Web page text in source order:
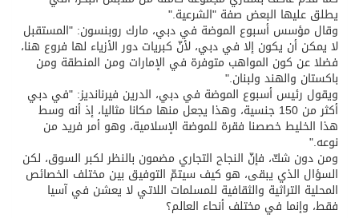
يطلق عليها البعض صفة "الشرعية."
وقال مؤسس أسبوع الموضة في دبي، مارك روبنسون: "المستقبل
لا يمكن أن يكون إلا في دبي، لأنّ كبريات دور الأزياء لها فروع هنا،
فضلا عن كون المواهب متوفرة في الإمارات ومن المنطقة ومن
باكستان والهند ولبنان."
ويقول رئيس أسبوع الموضة في دبي، الدرين فيرنانديز: "في دبي
أكثر من 150 جنسية، وهذا يجعل منها مكانا مثاليا، إذ أنه وسط
هذا الخليط خصصنا فقرة للموضة الإسلامية، وهو أمر فريد من
نوعه."
ومن دون شكّ، فإنّ النجاح التجاري مضمون بالنظر لكبر السوق، لكن
السؤال الذي يبقى، هو كيف سيتمّ التوفيق بين مختلف الخصائص
المحلية التراثية والثقافية للمسلمات اللاتي لا يعشن في آسيا
فقط، وإنما في مختلف أنحاء العالم؟